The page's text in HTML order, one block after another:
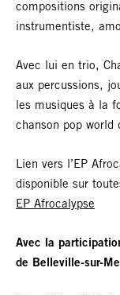
compositions
instrumentiste,
Avec lui en trio,
aux percussions,
les musiques à la
chanson pop world
Lien vers l’EP
disponible sur
EP Afrocalypse
Avec la
de Belleville-sur-